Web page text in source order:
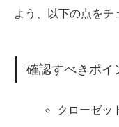
よう、以下の点をチ
確認すべきポイ
クローゼッ